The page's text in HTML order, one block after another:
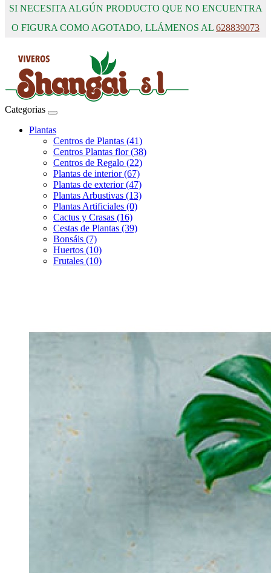
SI NECESITA ALGÚN PRODUCTO QUE NO ENCUENTRA
O FIGURA COMO AGOTADO, LLÁMENOS AL 628839073
Categorias
Plantas
Centros de Plantas (41)
Centros Plantas flor (38)
Centros de Regalo (22)
Plantas de interior (67)
Plantas de exterior (47)
Plantas Arbustivas (13)
Plantas Artificiales (0)
Cactus y Crasas (16)
Cestas de Plantas (39)
Bonsáis (7)
Huertos (10)
Frutales (10)